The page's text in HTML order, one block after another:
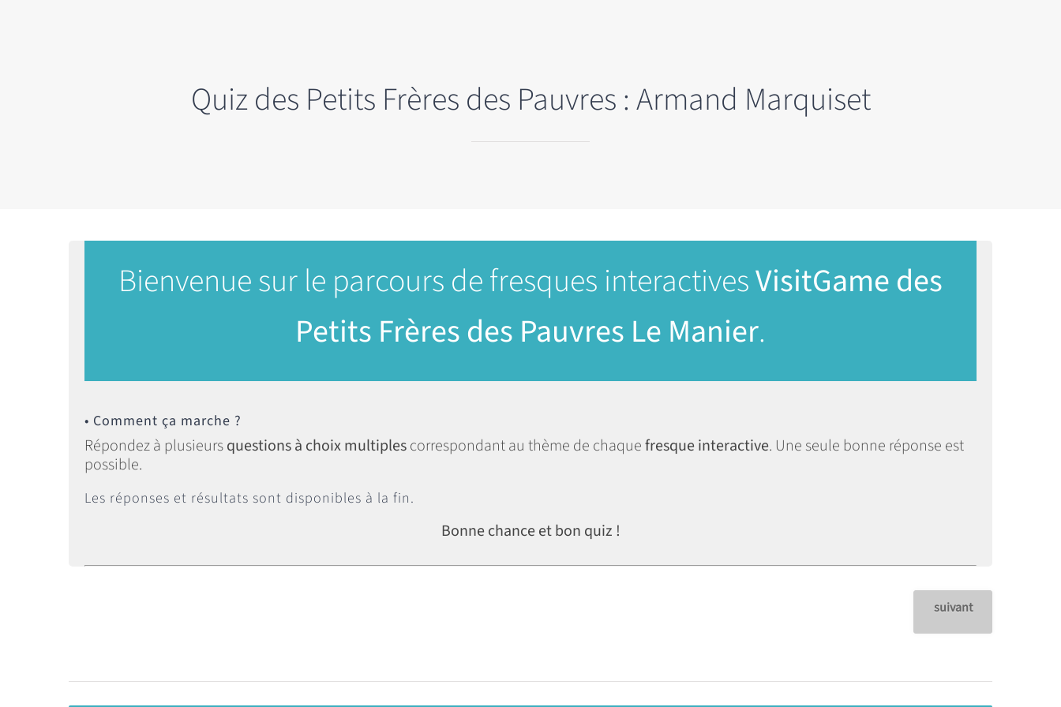
Quiz des Petits Frères des Pauvres : Armand Marquiset
Bienvenue sur le parcours de fresques interactivesVisitGame des
Petits Frères des Pauvres Le Manier.
• Comment ça marche ?
Répondez à plusieursquestions à choix multiplescorrespondant au thème de chaquefresque interactive. Une seule bonne réponse est
possible.
Les réponses et résultats sont disponibles à la fin.
Bonne chance et bon quiz !
suivant